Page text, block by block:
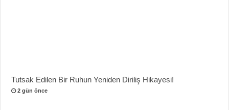
Tutsak Edilen Bir Ruhun Yeniden Diriliş Hikayesi!
2 gün önce